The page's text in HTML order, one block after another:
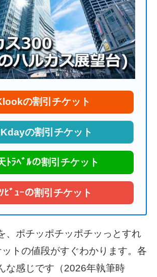
の割引チケット
の割引チケット
ﾄﾗﾍﾞﾙの割引チケット
ﾋﾞｭｰの割引チケット
、ポチッポチッポチッっとすれ
トの値段がすぐわかります。各
な感じです（2026年執筆時